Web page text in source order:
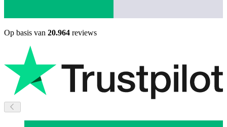
Op basis van 20.964 reviews